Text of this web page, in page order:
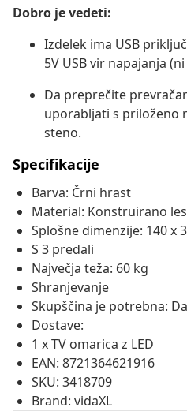
Dobro je vedeti:
Izdelek ima USB
5V USB vir napajanja
Da preprečite
uporabljati s priloženo
steno.
Specifikacije
Barva: Črni hrast
Material: Konstruirano
Splošne dimenzije: 140 x
S 3 predali
Največja teža: 60 kg
Shranjevanje
Skupščina je potrebna: Da
Dostave:
1 x TV omarica z LED
EAN: 8721364621916
SKU: 3418709
Brand: vidaXL